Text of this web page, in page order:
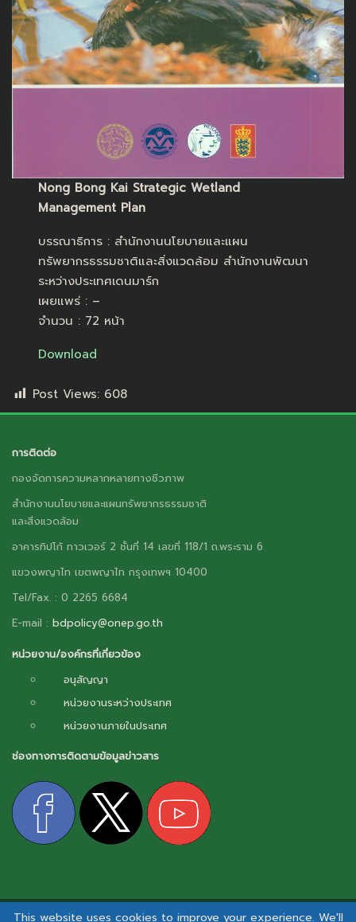
Nong Bong Kai Strategic Wetland
Management Plan
บรรณาธิการ : สำนักงานนโยบายและแผน
ทรัพยากรธรรมชาติและสิ่งแวดล้อม สำนักงานพัฒนา
ระหว่างประเทศเดนมาร์ก
เผยแพร่ : –
จำนวน : 72 หน้า
Download
Post Views: 608
การติดต่อ
กองจัดการความหลากหลายทางชีวภาพ
สำนักงานนโยบายและแผนทรัพยากรธรรมชาติ
และสิ่งแวดล้อม
อาคารทิปโก้ ทาวเวอร์ 2 ชั้นที่ 14 เลขที่ 118/1 ถ.พระราม 6
แขวงพญาไท เขตพญาไท กรุงเทพฯ 10400
Tel/Fax. : 0 2265 6684
E-mail : bdpolicy@onep.go.th
หน่วยงาน/องค์กรที่เกี่ยวข้อง
อนุสัญญา
หน่วยงานระหว่างประเทศ
หน่วยงานภายในประเทศ
ช่องทางการติดตามข้อมูลข่าวสาร
This website uses cookies to improve your experience. We'll